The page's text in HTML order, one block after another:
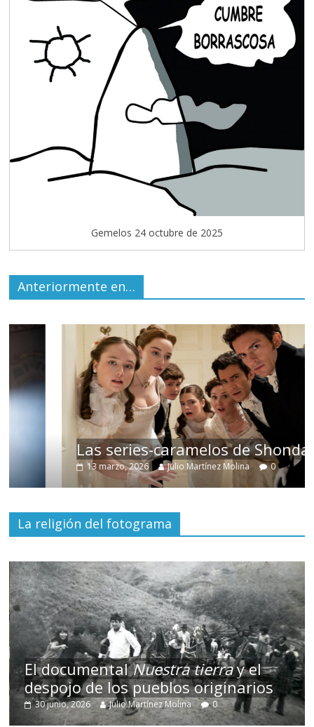
Gemelos 24 octubre de 2025
Anteriormente en…
Las series-caramelos de Shondaland
13 marzo, 2026 Julio Martínez Molina 0
La religión del fotograma
El documentalNuestra tierray el
despojo de los pueblos originarios
30 junio, 2026 Julio Martínez Molina 0